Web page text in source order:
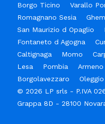
Borgo Ticino
Varallo
Romagnano Sesia
San Maurizio d Opaglio
Fontaneto d Agogna
Caltignaga
Momo
Lesa
Pombia Armeno
Borgolavezzaro
© 2026 LP srls - P.IVA
Grappa 8D - 28100